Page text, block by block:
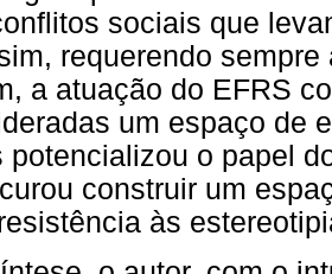
sociais que
requerendo
a atuação do EFRS
um espaço de
potencializou o papel
construir um
às